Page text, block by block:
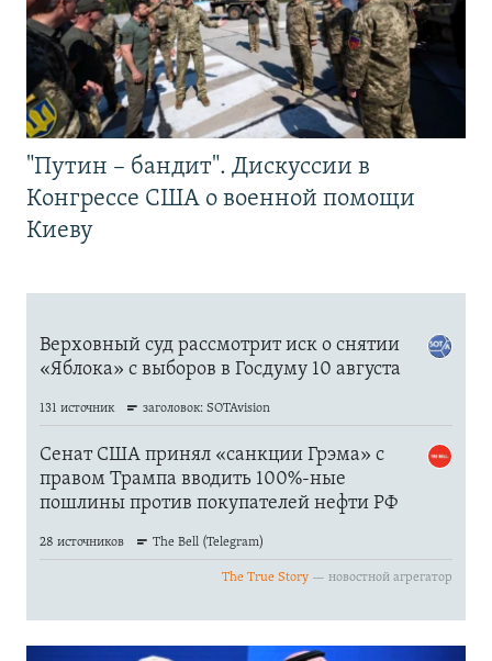
"Путин – бандит". Дискуссии в
Конгрессе США о военной помощи
Киеву